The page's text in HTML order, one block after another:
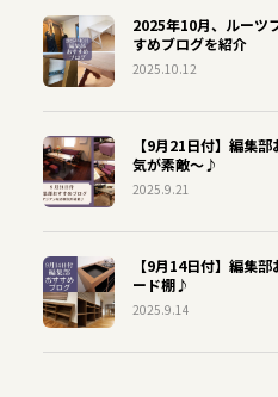
2025年10月、ルーツ
すめブログを紹介
2025.10.12
【9月21日付】編集
気が素敵～♪
2025.9.21
【9月14日付】編集
ード棚♪
2025.9.14